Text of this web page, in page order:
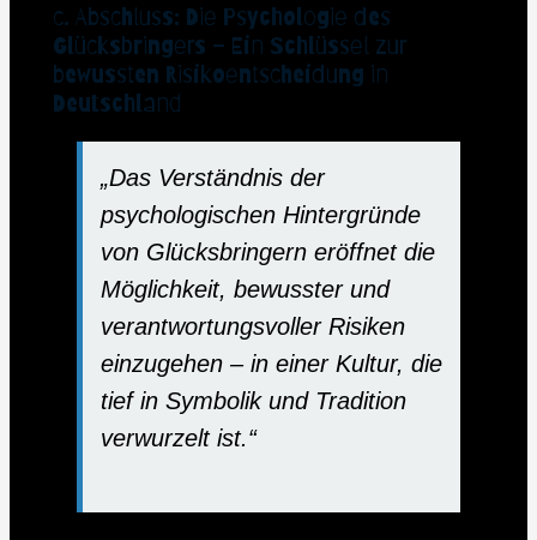
c. Abschluss: Die Psychologie des
Glücksbringers – Ein Schlüssel zur
bewussten Risikoentscheidung in
Deutschland
„Das Verständnis der
psychologischen Hintergründe
von Glücksbringern eröffnet die
Möglichkeit, bewusster und
verantwortungsvoller Risiken
einzugehen – in einer Kultur, die
tief in Symbolik und Tradition
verwurzelt ist.“